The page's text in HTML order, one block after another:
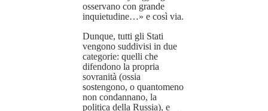
osservano con grande
inquietudine…» e così via.
Dunque, tutti gli Stati
vengono suddivisi in due
categorie: quelli che
difendono la propria
sovranità (ossia
sostengono, o quantomeno
non condannano, la
politica della Russia), e